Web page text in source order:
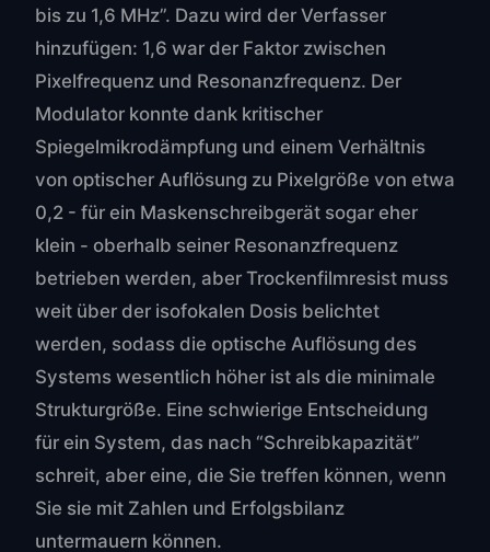
bis zu 1,6 MHz”. Dazu wird der Verfasser
hinzufügen: 1,6 war der Faktor zwischen
Pixelfrequenz und Resonanzfrequenz. Der
Modulator konnte dank kritischer
Spiegelmikrodämpfung und einem Verhältnis
von optischer Auflösung zu Pixelgröße von etwa
0,2 - für ein Maskenschreibgerät sogar eher
klein - oberhalb seiner Resonanzfrequenz
betrieben werden, aber Trockenfilmresist muss
weit über der isofokalen Dosis belichtet
werden, sodass die optische Auflösung des
Systems wesentlich höher ist als die minimale
Strukturgröße. Eine schwierige Entscheidung
für ein System, das nach “Schreibkapazität”
schreit, aber eine, die Sie treffen können, wenn
Sie sie mit Zahlen und Erfolgsbilanz
untermauern können.